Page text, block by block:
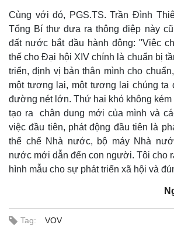
Cùng với đó, PGS.TS. Trần Đình
Tổng Bí thư đưa ra thông điệp này
đất nước bắt đầu hành động: "Việc
thế cho Đại hội XIV chính là chuẩn bị
triển, định vị bản thân mình cho
một tương lai, một tương lai chúng ta
đường nét lớn. Thứ hai khó không kém
tạo ra chân dung mới của mình và
việc đầu tiên, phát động đầu tiên là
thể chế Nhà nước, bộ máy Nhà
nước mới dẫn đến con người. Tôi cho
hình mẫu cho sự phát triển xã hội và
Tag: VOV